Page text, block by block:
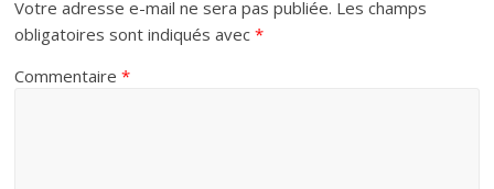
Votre adresse e-mail ne sera pas publiée. Les champs
obligatoires sont indiqués avec*
Commentaire*